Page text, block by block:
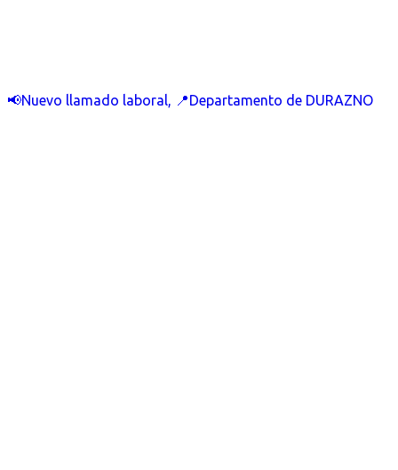
📢Nuevo llamado laboral, 📍Departamento de DURAZNO